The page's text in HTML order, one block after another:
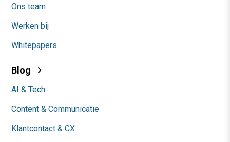
Ons team
Werken bij
Whitepapers
Blog
AI & Tech
Content & Communicatie
Klantcontact & CX